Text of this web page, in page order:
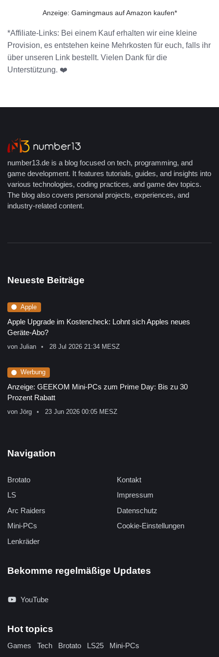
Anzeige: Gamingmaus auf Amazon kaufen*
*Affiliate-Links: Bei einem Kauf erhalten wir eine kleine
Provision, es entstehen keine Mehrkosten für euch, falls ihr
über unseren Link bestellt. Vielen Dank für die
Unterstützung. ❤️
number13.de is a blog focused on tech, programming, and
game development. It features tutorials, guides, and insights into
various technologies, coding practices, and game dev topics.
The blog also covers personal projects, experiences, and
industry-related content.
Neueste Beiträge
Apple
Apple Upgrade im Kostencheck: Lohnt sich Apples neues
Geräte-Abo?
von Julian 28 Jul 2026 21:34 MESZ
Werbung
Anzeige: GEEKOM Mini-PCs zum Prime Day: Bis zu 30
Prozent Rabatt
von Jörg 23 Jun 2026 00:05 MESZ
Navigation
Brotato
LS
Arc Raiders
Mini-PCs
Lenkräder
Kontakt
Impressum
Datenschutz
Cookie-Einstellungen
Bekomme regelmäßige Updates
YouTube
Hot topics
Games Tech Brotato LS25 Mini-PCs